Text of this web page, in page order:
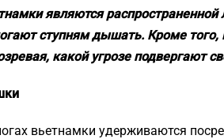
являются распространенной
ступням дышать. Кроме
какой угрозе подвергают
вьетнамки удерживаются